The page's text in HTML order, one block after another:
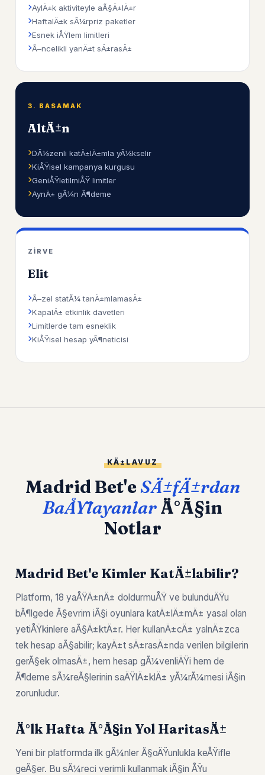
AylÄ±k aktiviteyle aÃ§Ä±lÄ±r
HaftalÄ±k sÃ¼rpriz paketler
Esnek iÅŸlem limitleri
Ã–ncelikli yanÄ±t sÄ±rasÄ±
3. BASAMAK
AltÄ±n
DÃ¼zenli katÄ±lÄ±mla yÃ¼kselir
KiÅŸisel kampanya kurgusu
GeniÅŸletilmiÅŸ limitler
AynÄ± gÃ¼n Ã¶deme
ZIRVE
Elit
Ã–zel statÃ¼ tanÄ±mlamasÄ±
KapalÄ± etkinlik davetleri
Limitlerde tam esneklik
KiÅŸisel hesap yÃ¶neticisi
KÄ±LAVUZ
Madrid Bet'eSÄ±fÄ±rdan
BaÅŸlayanlarÄ°Ã§in
Notlar
Madrid Bet'e Kimler KatÄ±labilir?
Platform, 18 yaÅŸÄ±nÄ± doldurmuÅŸ ve bulunduÄŸu
bÃ¶lgede Ã§evrim iÃ§i oyunlara katÄ±lÄ±mÄ± yasal olan
yetiÅŸkinlere aÃ§Ä±ktÄ±r. Her kullanÄ±cÄ± yalnÄ±zca
tek hesap aÃ§abilir; kayÄ±t sÄ±rasÄ±nda verilen bilgilerin
gerÃ§ek olmasÄ±, hem hesap gÃ¼venliÄŸi hem de
Ã¶deme sÃ¼reÃ§lerinin saÄŸlÄ±klÄ± yÃ¼rÃ¼mesi iÃ§in
zorunludur.
Ä°lk Hafta Ä°Ã§in Yol HaritasÄ±
Yeni bir platformda ilk gÃ¼nler Ã§oÄŸunlukla keÅŸifle
geÃ§er. Bu sÃ¼reci verimli kullanmak iÃ§in ÅŸu